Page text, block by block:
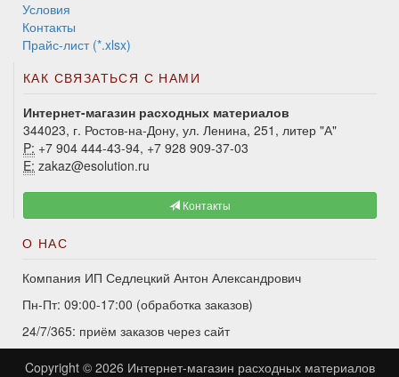
Условия
Контакты
Прайс-лист (*.xlsx)
КАК СВЯЗАТЬСЯ С НАМИ
Интернет-магазин расходных материалов
344023, г. Ростов-на-Дону, ул. Ленина, 251, литер "А"
P: +7 904 444-43-94, +7 928 909-37-03
E: zakaz@esolution.ru
Контакты
О НАС
Компания ИП Седлецкий Антон Александрович
Пн-Пт: 09:00-17:00 (обработка заказов)
24/7/365: приём заказов через сайт
Copyright © 2026 Интернет-магазин расходных материалов